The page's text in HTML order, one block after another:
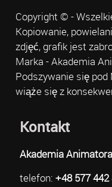
Copyright © -
Kopiowanie,
zdjęć, grafik jest
Marka - Akademia
Podszywanie się
wiąże się z
Kontakt
Akademia Animatora
telefon: +48 577 442